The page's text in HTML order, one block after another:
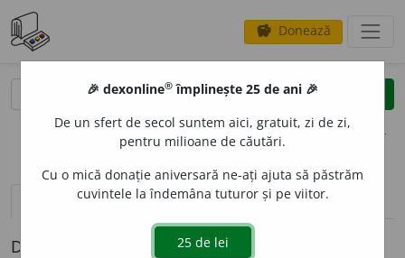
savings Donează
clear
opțiuni
definiții (1)
Definiția cu ID-ul 1246591:
🎉 dexonline® împlinește 25 de ani 🎉
De un sfert de secol suntem aici, gratuit, zi de zi,
pentru milioane de căutări.
Cu o mică donație aniversară ne-ați ajuta să păstrăm
cuvintele la îndemâna tuturor și pe viitor.